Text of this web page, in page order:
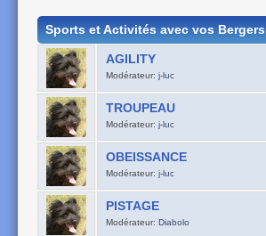
Sports et Activités avec vos Bergers
AGILITY
Modérateur: j-luc
TROUPEAU
Modérateur: j-luc
OBEISSANCE
Modérateur: j-luc
PISTAGE
Modérateur: Diabolo